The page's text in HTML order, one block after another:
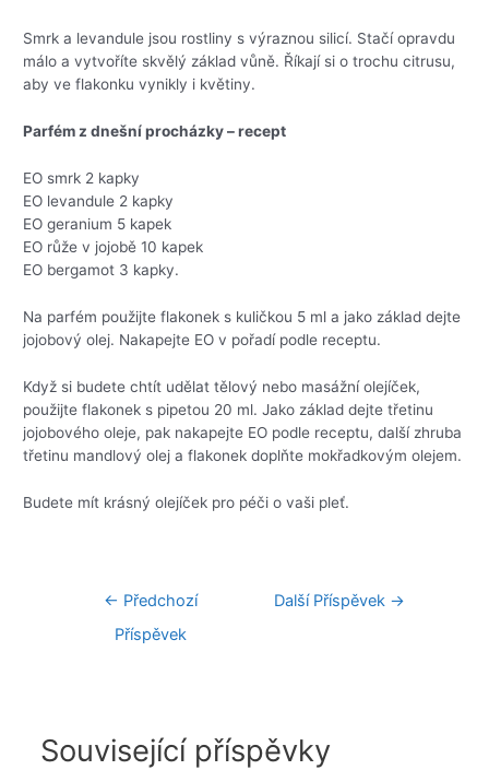
Smrk a levandule jsou rostliny s výraznou silicí. Stačí opravdu
málo a vytvoříte skvělý základ vůně. Říkají si o trochu citrusu,
aby ve flakonku vynikly i květiny.
Parfém z dnešní procházky – recept
EO smrk 2 kapky
EO levandule 2 kapky
EO geranium 5 kapek
EO růže v jojobě 10 kapek
EO bergamot 3 kapky.
Na parfém použijte flakonek s kuličkou 5 ml a jako základ dejte
jojobový olej. Nakapejte EO v pořadí podle receptu.
Když si budete chtít udělat tělový nebo masážní olejíček,
použijte flakonek s pipetou 20 ml. Jako základ dejte třetinu
jojobového oleje, pak nakapejte EO podle receptu, další zhruba
třetinu mandlový olej a flakonek doplňte mokřadkovým olejem.
Budete mít krásný olejíček pro péči o vaši pleť.
Navigace
příspěvek
← Předchozí
Příspěvek
Další Příspěvek →
Související příspěvky